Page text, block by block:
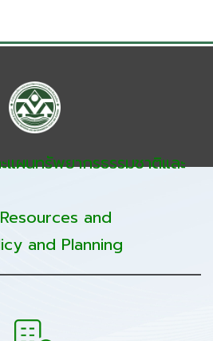
แผนทรัพยากรธรรมชาติและ
and
and Planning